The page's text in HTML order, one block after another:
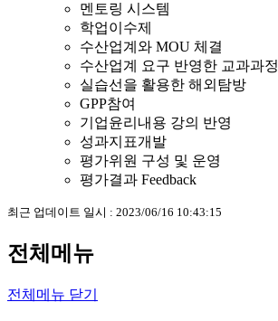
멘토링 시스템
학업이수제
수산업계와 MOU 체결
수산업계 요구 반영한 교과과정
실습선을 활용한 해외탐방
GPP참여
기업윤리내용 강의 반영
성과지표개발
평가위원 구성 및 운영
평가결과 Feedback
최근 업데이트 일시 : 2023/06/16 10:43:15
전체메뉴
전체메뉴 닫기